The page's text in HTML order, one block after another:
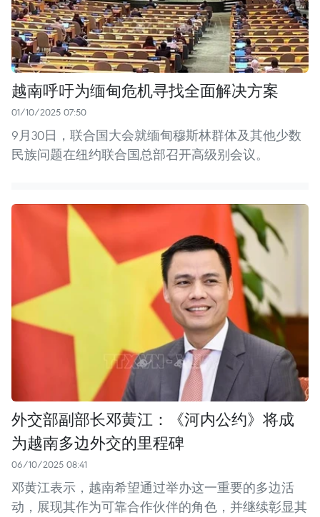
越南呼吁为缅甸危机寻找全面解决方案
01/10/2025 07:50
9月30日，联合国大会就缅甸穆斯林群体及其他少数
民族问题在纽约联合国总部召开高级别会议。
外交部副部长邓黄江：《河内公约》将成
为越南多边外交的里程碑
06/10/2025 08:41
邓黄江表示，越南希望通过举办这一重要的多边活
动，展现其作为可靠合作伙伴的角色，并继续彰显其